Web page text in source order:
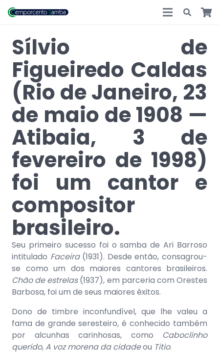
Sílvio de
Figueiredo Caldas
(Rio de Janeiro, 23
de maio de 1908 —
Atibaia, 3 de
fevereiro de 1998)
foi um cantor e
compositor
brasileiro.
Seu primeiro sucesso foi o samba de Ari Barroso
intitulado Faceira(1931). Desde então, consagrou-
se como um dos maiores cantores brasileiros.
Chão de estrelas(1937), em parceria com Orestes
Barbosa, foi um de seus maiores êxitos.
Dono de timbre inconfundível, que lhe valeu a
fama de grande seresteiro, é conhecido também
por alcunhas carinhosas, como Caboclinho
querido,A voz morena da cidadeou Titio.